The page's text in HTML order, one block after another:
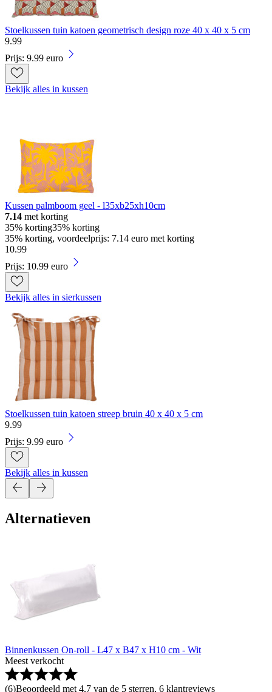
Stoelkussen tuin katoen geometrisch design roze 40 x 40 x 5 cm
9.99
Prijs: 9.99 euro
Bekijk alles in kussen
Kussen palmboom geel - l35xb25xh10cm
7.14 met korting
35% korting35% korting
35% korting, voordeelprijs: 7.14 euro met korting
10.99
Prijs: 10.99 euro
Bekijk alles in sierkussen
Stoelkussen tuin katoen streep bruin 40 x 40 x 5 cm
9.99
Prijs: 9.99 euro
Bekijk alles in kussen
Alternatieven
Binnenkussen On-roll - L47 x B47 x H10 cm - Wit
Meest verkocht
(6)Beoordeeld met 4.7 van de 5 sterren, 6 klantreviews